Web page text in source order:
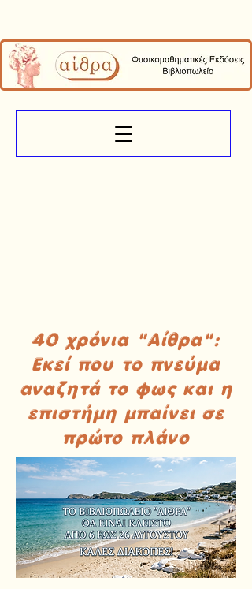
40 χρόνια "Αίθρα":
Εκεί που το πνεύμα
αναζητά το φως και η
επιστήμη μπαίνει σε
πρώτο πλάνο